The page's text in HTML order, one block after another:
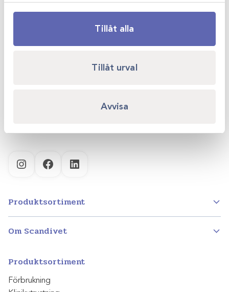
Tillåt alla
Tillåt urval
Avvisa
InstagramFacebookLinkedIn
Produktsortiment
Om Scandivet
Produktsortiment
Förbrukning